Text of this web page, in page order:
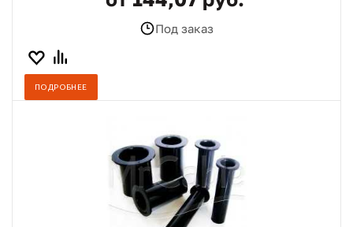
Под заказ
ПОДРОБНЕЕ